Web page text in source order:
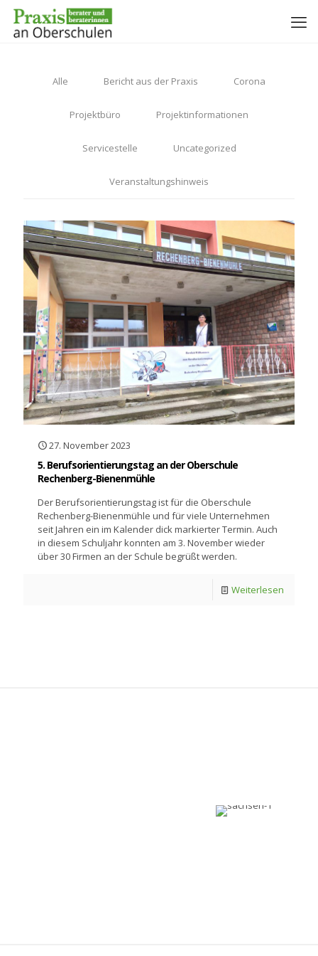
Alle Bericht aus der Praxis Corona
Projektbüro Projektinformationen
Servicestelle Uncategorized
Veranstaltungshinweis
27. November 2023
5. Berufsorientierungstag an der Oberschule
Rechenberg-Bienenmühle
Der Berufsorientierungstag ist für die Oberschule
Rechenberg-Bienenmühle und für viele Unternehmen
seit Jahren ein im Kalender dick markierter Termin. Auch
in diesem Schuljahr konnten am 3. November wieder
über 30 Firmen an der Schule begrüßt werden.
Weiterlesen